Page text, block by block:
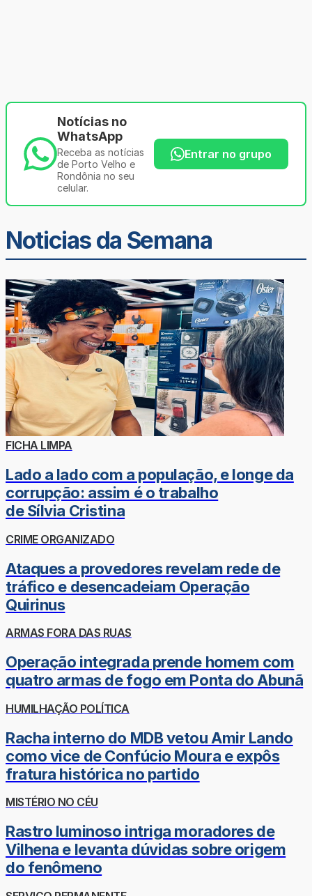
Notícias no
WhatsApp
Receba as notícias
de Porto Velho e
Rondônia no seu
celular.
Entrar no grupo
Noticias da Semana
FICHA LIMPA
Lado a lado com a população, e longe da
corrupção: assim é o trabalho
de Sílvia Cristina
CRIME ORGANIZADO
Ataques a provedores revelam rede de
tráfico e desencadeiam Operação
Quirinus
ARMAS FORA DAS RUAS
Operação integrada prende homem com
quatro armas de fogo em Ponta do Abunã
HUMILHAÇÃO POLÍTICA
Racha interno do MDB vetou Amir Lando
como vice de Confúcio Moura e expôs
fratura histórica no partido
MISTÉRIO NO CÉU
Rastro luminoso intriga moradores de
Vilhena e levanta dúvidas sobre origem
do fenômeno